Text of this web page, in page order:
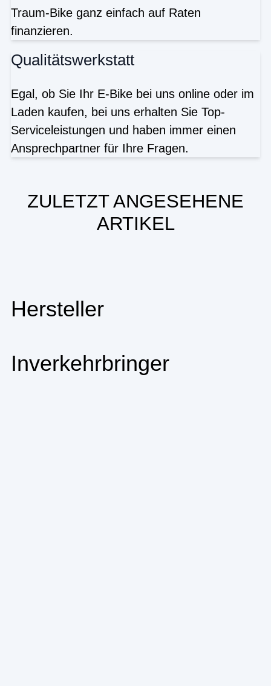
Traum-Bike ganz einfach auf Raten
finanzieren.
Qualitätswerkstatt
Egal, ob Sie Ihr E-Bike bei uns online oder im
Laden kaufen, bei uns erhalten Sie Top-
Serviceleistungen und haben immer einen
Ansprechpartner für Ihre Fragen.
ZULETZT ANGESEHENE
ARTIKEL
Hersteller
Inverkehrbringer